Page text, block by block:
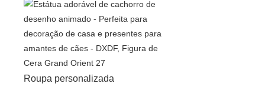
Roupa personalizada